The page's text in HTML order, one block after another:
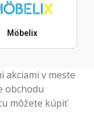
Möbelix
akciami v meste
obchodu
môžete kúpiť